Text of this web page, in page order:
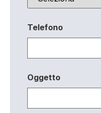
Telefono
Oggetto